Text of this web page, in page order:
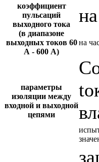
коэффициент
пульсаций
выходного тока
(в диапазоне
выходных токов 60
А - 600 А)
на
параметры
изоляции между
входной и выходной
цепями